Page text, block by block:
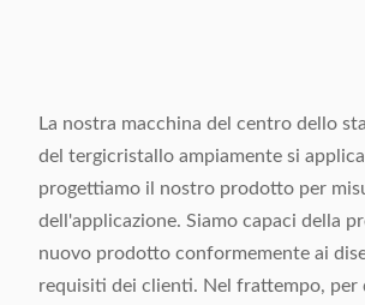
La nostra macchina del centro dello
del tergicristallo ampiamente si
progettiamo il nostro prodotto per
dell'applicazione. Siamo capaci della
nuovo prodotto conformemente ai
requisiti dei clienti. Nel frattempo, per